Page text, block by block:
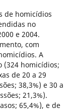
de homicídios
no
e 2004.
com
A
(324 homicídios;
de 20 a 29
38,3%) e 30 a
21,3%).
65,4%), e de